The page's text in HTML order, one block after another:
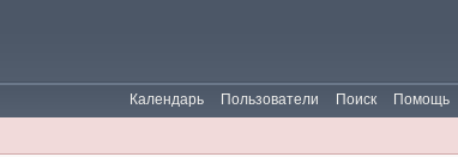
Помощь
Поиск
Пользователи
Календарь